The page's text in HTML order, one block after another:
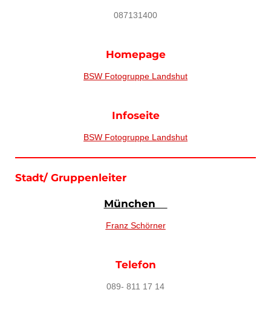
087131400
Homepage
BSW Fotogruppe Landshut
Infoseite
BSW Fotogruppe Landshut
Stadt/ Gruppenleiter
München
Franz Schörner
Telefon
089- 811 17 14